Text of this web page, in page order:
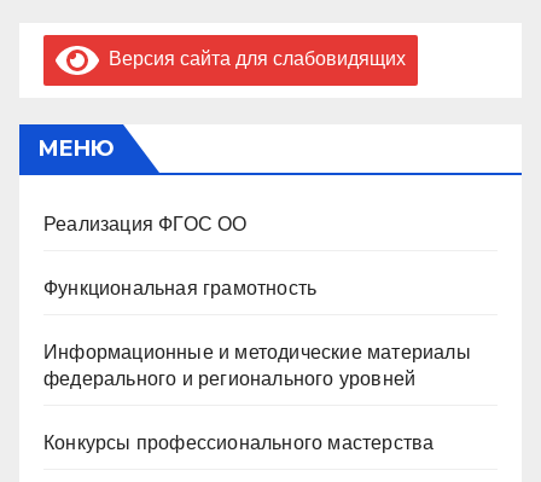
Версия сайта для слабовидящих
МЕНЮ
Реализация ФГОС ОО
Функциональная грамотность
Информационные и методические материалы
федерального и регионального уровней
Конкурсы профессионального мастерства